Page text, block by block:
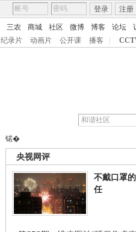
登录 注册
三农 商城 社区 微博 博客 论坛
纪录片 动画片 公开课 播客
锘�
央视网评
不戴口罩
任